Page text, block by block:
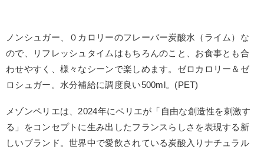
ノンシュガー、０カロリーのフレーバー炭酸水（ライム）な
ので、リフレッシュタイムはもちろんのこと、お食事とも合
わせやすく、様々なシーンで楽しめます。ゼロカロリー＆ゼ
ロシュガー。水分補給に調度良い500ml。(PET)
メゾンペリエは、2024年にペリエが「自由な創造性を刺激す
る」をコンセプトに生み出したフランスらしさを表現する新
しいブランド。世界中で愛飲されている炭酸入りナチュラル